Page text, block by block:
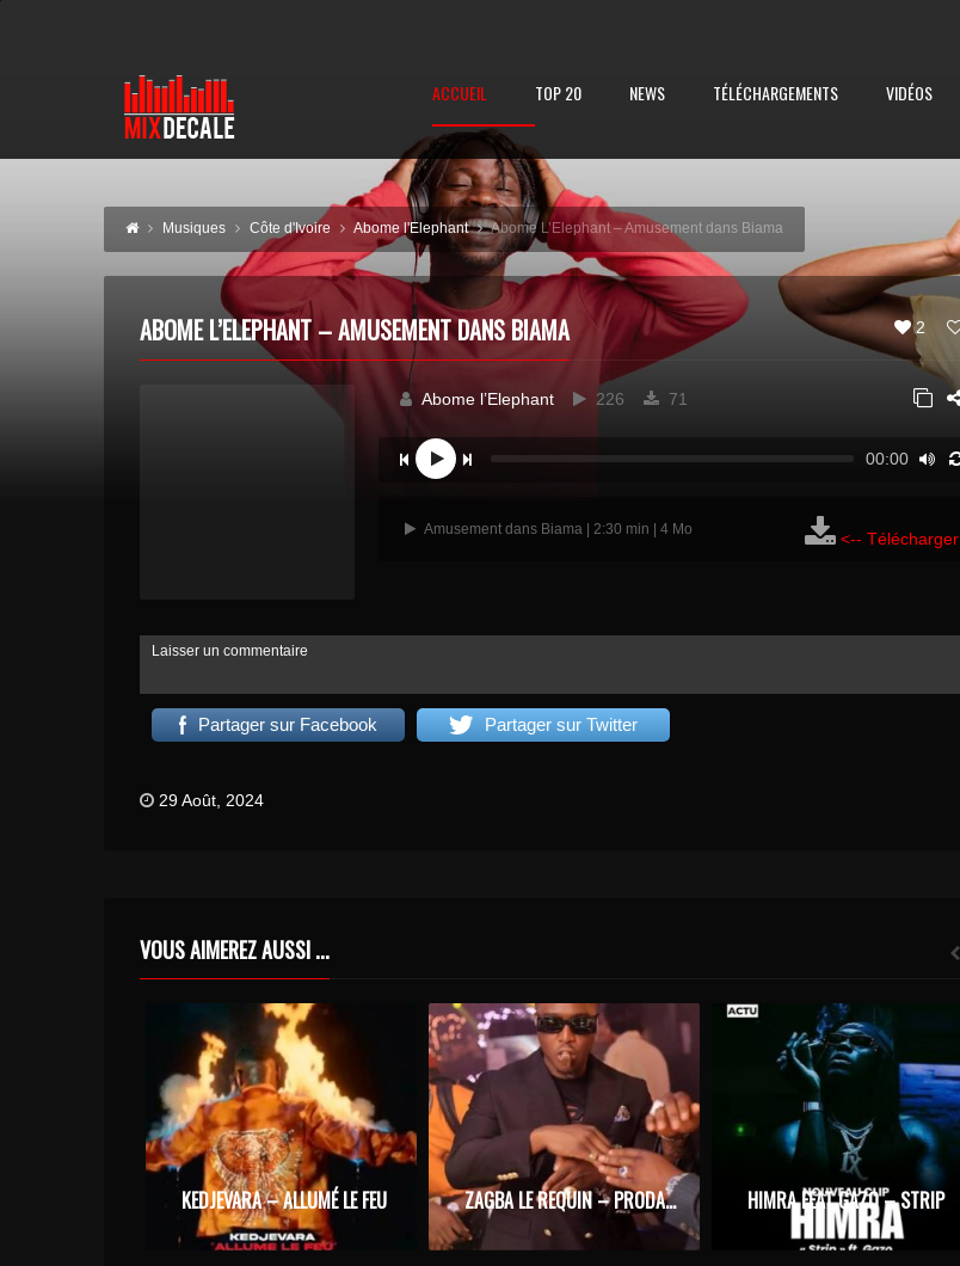
ACCUEIL TOP 20 NEWS TÉLÉCHARGEMENTS VIDÉOS
Musiques Côte d'Ivoire Abome l'Elephant Abome L’Elephant – Amusement dans Biama
2
ABOME L’ELEPHANT – AMUSEMENT DANS BIAMA
Abome l’Elephant 226 71
00:00
Amusement dans Biama | 2:30 min | 4 Mo <-- Télécharger
Laisser un commentaire
Partager sur Facebook Partager sur Twitter
29 Août, 2024
VOUS AIMEREZ AUSSI ...
KEDJEVARA – ALLUMÉ LE FEU ZAGBA LE REQUIN – PRODADA ACTE 1 FEAT. MG MONTANA HIMRA FEAT GAZO – STRIP